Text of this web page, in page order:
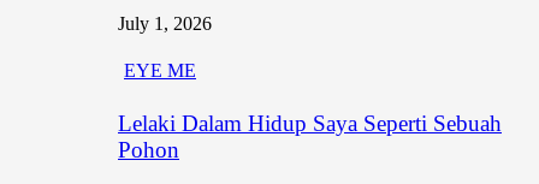
July 1, 2026
EYE ME
Lelaki Dalam Hidup Saya Seperti Sebuah
Pohon